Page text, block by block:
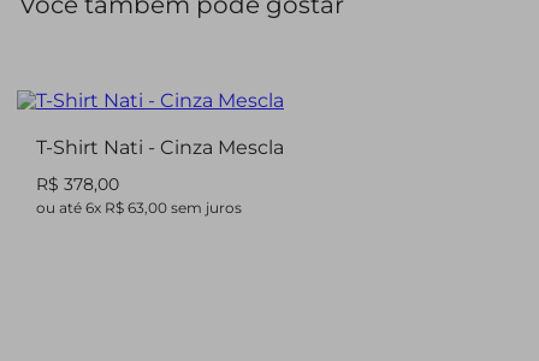
durável.
com a clássica calça New Helena.
T-Shirt Nati - Cinza Mescla
R$ 378,00
ou até 6x R$ 63,00 sem juros